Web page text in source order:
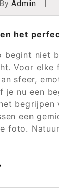
ByAdmin
het
begint niet
Voor elke
sfeer,
je nu een
begrijpen
een
foto.